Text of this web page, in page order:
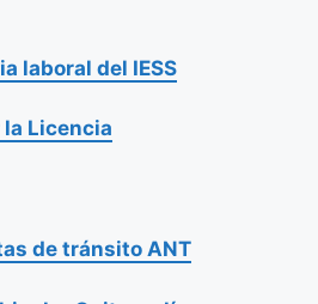
laboral del IESS
Licencia
de tránsito ANT